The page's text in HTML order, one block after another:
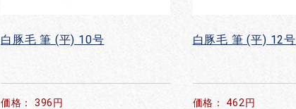
白豚毛 筆 (平) 10号
価格： 396円
白豚毛 筆 (平) 12号
価格： 462円